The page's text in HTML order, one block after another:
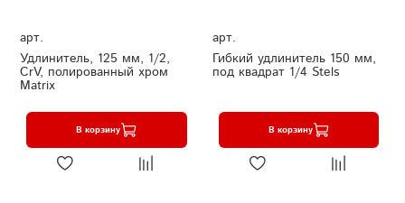
арт.
Удлинитель, 125 мм, 1/2,
CrV, полированный хром
Matrix
В корзину
арт.
Гибкий удлинитель 150 мм,
под квадрат 1/4 Stels
В корзину